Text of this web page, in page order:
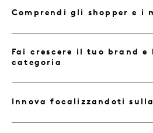
Comprendi gli shopper e i
Fai crescere il tuo brand e
categoria
Innova focalizzandoti